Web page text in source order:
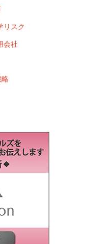
リスク
会社
略